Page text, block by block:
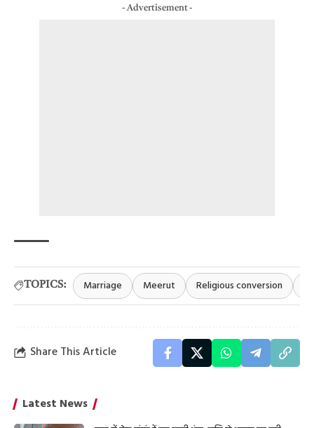
- Advertisement -
TOPICS: Marriage Meerut Religious conversion
Share This Article
Latest News